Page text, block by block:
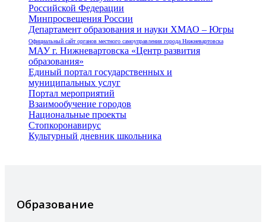
Российской Федерации
Минпросвещения России
Департамент образования и науки ХМАО – Югры
Официальный сайт органов местного самоуправления города Нижневартовска
МАУ г. Нижневартовска «Центр развития
образования»
Единый портал государственных и
муниципальных услуг
Портал мероприятий
Взаимообучение городов
Национальные проекты
Стопкоронавирус
Культурный дневник школьника
Образование